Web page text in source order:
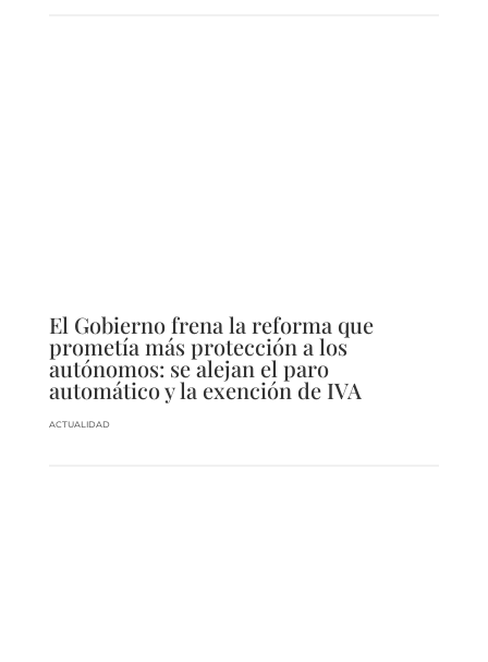
El Gobierno frena la reforma que
prometía más protección a los
autónomos: se alejan el paro
automático y la exención de IVA
ACTUALIDAD